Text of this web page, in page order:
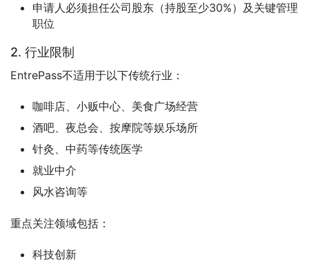
申请人必须担任公司股东（持股至少30%）及关键管理
职位
2. 行业限制
EntrePass不适用于以下传统行业：
咖啡店、小贩中心、美食广场经营
酒吧、夜总会、按摩院等娱乐场所
针灸、中药等传统医学
就业中介
风水咨询等
重点关注领域包括：
科技创新